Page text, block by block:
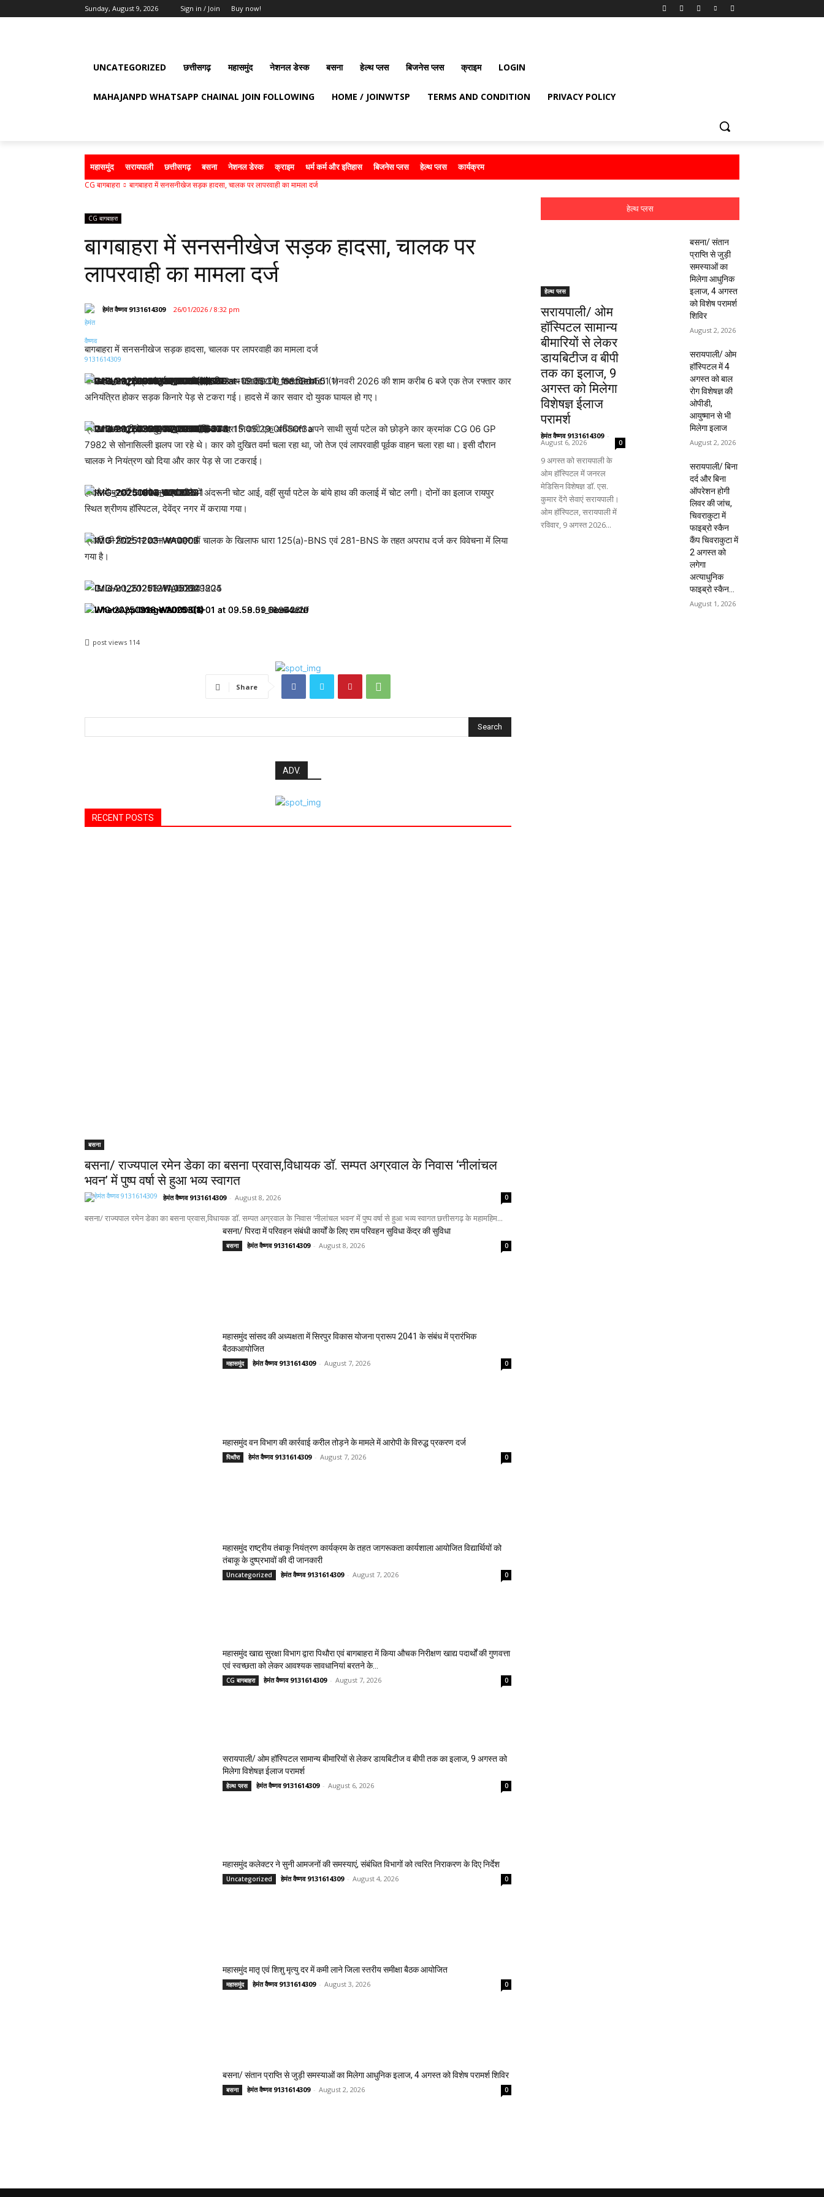
Sunday, August 9, 2026 Sign in / Join Buy now!
UNCATEGORIZED छत्तीसगढ़ महासमुंद नेशनल डेस्क बसना हेल्थ प्लस बिजनेस प्लस क्राइम LOGIN
MAHAJANPD WHATSAPP CHAINAL JOIN FOLLOWING HOME / JOINWTSP TERMS AND CONDITION PRIVACY POLICY
महासमुंद सरायपाली छत्तीसगढ़ बसना नेशनल डेस्क क्राइम धर्म कर्म और इतिहास बिजनेस प्लस हेल्थ प्लस कार्यक्रम
CG बागबाहरा बागबाहरा में सनसनीखेज सड़क हादसा, चालक पर लापरवाही का मामला दर्ज
CG बागबाहरा
बागबाहरा में सनसनीखेज सड़क हादसा, चालक पर
लापरवाही का मामला दर्ज
हेमंत वैष्णव 9131614309 26/01/2026 / 8:32 pm
बागबाहरा में सनसनीखेज सड़क हादसा, चालक पर लापरवाही का मामला दर्ज
बागबाहरा थाना क्षेत्र अंतर्गत शासकीय महाविद्यालय बागबाहरा के पास दिनांक 01 जनवरी 2026 की शाम करीब 6 बजे एक तेज रफ्तार कार
अनियंत्रित होकर सड़क किनारे पेड़ से टकरा गई। हादसे में कार सवार दो युवक घायल हो गए।
प्राप्त जानकारी के अनुसार ग्राम बस्ती बागबाहरा निवासी एक अधिवक्ता अपने साथी सुर्या पटेल को छोड़ने कार क्रमांक CG 06 GP
7982 से सोनासिल्ली झलप जा रहे थे। कार को दुखित वर्मा चला रहा था, जो तेज एवं लापरवाही पूर्वक वाहन चला रहा था। इसी दौरान
चालक ने नियंत्रण खो दिया और कार पेड़ से जा टकराई।
हादसे में प्रार्थी के बांये हाथ एवं सीने में अंदरूनी चोट आई, वहीं सुर्या पटेल के बांये हाथ की कलाई में चोट लगी। दोनों का इलाज रायपुर
स्थित श्रीणय हॉस्पिटल, देवेंद्र नगर में कराया गया।
प्रार्थी की रिपोर्ट पर थाना बागबाहरा में चालक के खिलाफ धारा 125(a)-BNS एवं 281-BNS के तहत अपराध दर्ज कर विवेचना में लिया
गया है।
post views 114
Share
Search
ADV.
RECENT POSTS
बसना
बसना/ राज्यपाल रमेन डेका का बसना प्रवास,विधायक डॉ. सम्पत अग्रवाल के निवास ‘नीलांचल
भवन’ में पुष्प वर्षा से हुआ भव्य स्वागत
हेमंत वैष्णव 9131614309 - August 8, 2026 0
बसना/ राज्यपाल रमेन डेका का बसना प्रवास,विधायक डॉ. सम्पत अग्रवाल के निवास ‘नीलांचल भवन’ में पुष्प वर्षा से हुआ भव्य स्वागत छत्तीसगढ़ के महामहिम...
बसना/ पिरदा में परिवहन संबंधी कार्यों के लिए राम परिवहन सुविधा केंद्र की सुविधा
बसना हेमंत वैष्णव 9131614309 - August 8, 2026 0
महासमुंद सांसद की अध्यक्षता में सिरपुर विकास योजना प्रारूप 2041 के संबंध में प्रारंभिक
बैठकआयोजित
महासमुंद हेमंत वैष्णव 9131614309 - August 7, 2026 0
महासमुंद वन विभाग की कार्रवाई करील तोड़ने के मामले में आरोपी के विरुद्ध प्रकरण दर्ज
पिथौरा हेमंत वैष्णव 9131614309 - August 7, 2026 0
महासमुंद राष्ट्रीय तंबाकू नियंत्रण कार्यक्रम के तहत जागरूकता कार्यशाला आयोजित विद्यार्थियों को
तंबाकू के दुष्प्रभावों की दी जानकारी
Uncategorized हेमंत वैष्णव 9131614309 - August 7, 2026 0
महासमुंद खाद्य सुरक्षा विभाग द्वारा पिथौरा एवं बागबाहरा में किया औचक निरीक्षण खाद्य पदार्थों की गुणवत्ता
एवं स्वच्छता को लेकर आवश्यक सावधानियां बरतने के...
CG बागबाहरा हेमंत वैष्णव 9131614309 - August 7, 2026 0
सरायपाली/ ओम हॉस्पिटल सामान्य बीमारियों से लेकर डायबिटीज व बीपी तक का इलाज, 9 अगस्त को
मिलेगा विशेषज्ञ ईलाज परामर्श
हेल्थ प्लस हेमंत वैष्णव 9131614309 - August 6, 2026 0
महासमुंद कलेक्टर ने सुनी आमजनों की समस्याएं, संबंधित विभागों को त्वरित निराकरण के दिए निर्देश
Uncategorized हेमंत वैष्णव 9131614309 - August 4, 2026 0
महासमुंद मातृ एवं शिशु मृत्यु दर में कमी लाने जिला स्तरीय समीक्षा बैठक आयोजित
महासमुंद हेमंत वैष्णव 9131614309 - August 3, 2026 0
बसना/ संतान प्राप्ति से जुड़ी समस्याओं का मिलेगा आधुनिक इलाज, 4 अगस्त को विशेष परामर्श शिविर
बसना हेमंत वैष्णव 9131614309 - August 2, 2026 0
हेल्थ प्लस
हेल्थ प्लस
सरायपाली/ ओम
हॉस्पिटल सामान्य
बीमारियों से लेकर
डायबिटीज व बीपी
तक का इलाज, 9
अगस्त को मिलेगा
विशेषज्ञ ईलाज
परामर्श
हेमंत वैष्णव 9131614309 -
August 6, 2026 0
9 अगस्त को सरायपाली के
ओम हॉस्पिटल में जनरल
मेडिसिन विशेषज्ञ डॉ. एस.
कुमार देंगे सेवाएं सरायपाली।
ओम हॉस्पिटल, सरायपाली में
रविवार, 9 अगस्त 2026...
बसना/ संतान
प्राप्ति से जुड़ी
समस्याओं का
मिलेगा आधुनिक
इलाज, 4 अगस्त
को विशेष परामर्श
शिविर
August 2, 2026
सरायपाली/ ओम
हॉस्पिटल में 4
अगस्त को बाल
रोग विशेषज्ञ की
ओपीडी,
आयुष्मान से भी
मिलेगा इलाज
August 2, 2026
सरायपाली/ बिना
दर्द और बिना
ऑपरेशन होगी
लिवर की जांच,
चिवराकुटा में
फाइब्रो स्कैन
कैंप चिवराकुटा में
2 अगस्त को
लगेगा
अत्याधुनिक
फाइब्रो स्कैन...
August 1, 2026